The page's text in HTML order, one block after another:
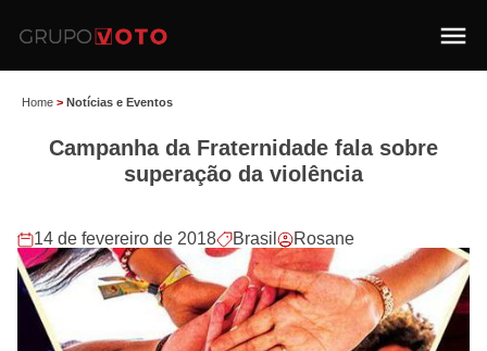
Home > Notícias e Eventos
Campanha da Fraternidade fala sobre
superação da violência
14 de fevereiro de 2018 Brasil Rosane